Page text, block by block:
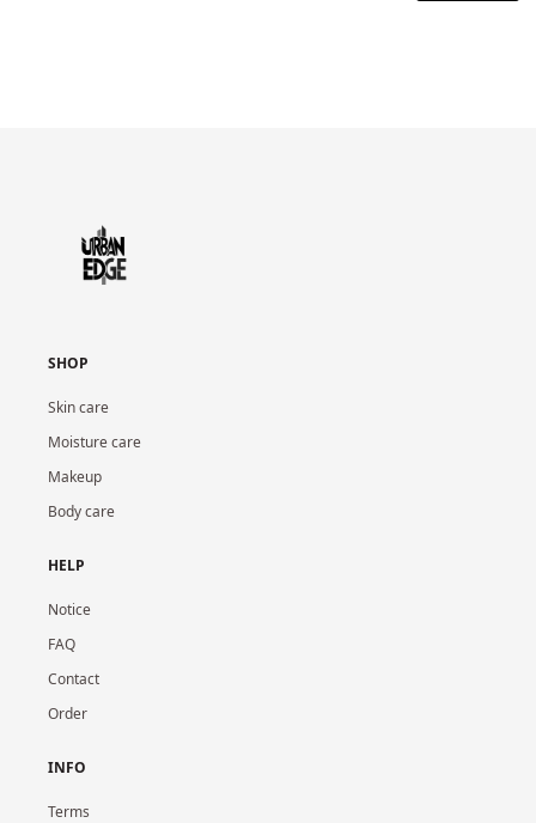
SHOP
Skin care
Moisture care
Makeup
Body care
HELP
Notice
FAQ
Contact
Order
INFO
Terms